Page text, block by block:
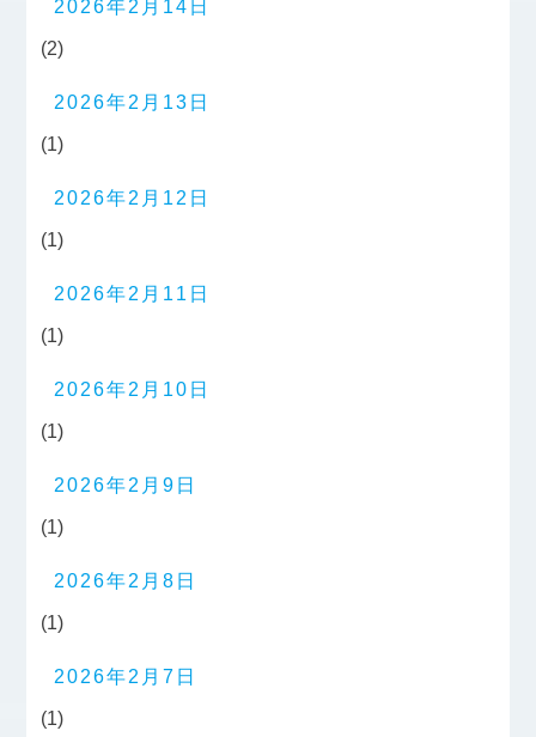
2026年2月14日
(2)
2026年2月13日
(1)
2026年2月12日
(1)
2026年2月11日
(1)
2026年2月10日
(1)
2026年2月9日
(1)
2026年2月8日
(1)
2026年2月7日
(1)